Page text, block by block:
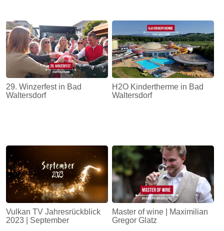
29. Winzerfest in Bad
Waltersdorf
H2O Kindertherme in Bad
Waltersdorf
Vulkan TV Jahresrückblick
2023 | September
Master of wine | Maximilian
Gregor Glatz